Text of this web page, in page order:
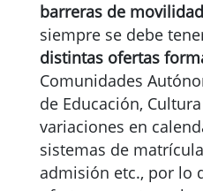
barreras de
siempre se debe
distintas ofertas
Comunidades
de Educación,
variaciones en
sistemas de
admisión etc., por lo